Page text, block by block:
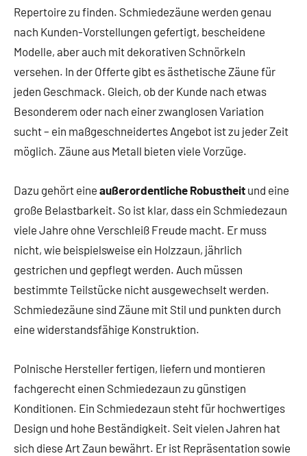
Repertoire zu finden. Schmiedezäune werden genau
nach Kunden-Vorstellungen gefertigt, bescheidene
Modelle, aber auch mit dekorativen Schnörkeln
versehen. In der Offerte gibt es ästhetische Zäune für
jeden Geschmack. Gleich, ob der Kunde nach etwas
Besonderem oder nach einer zwanglosen Variation
sucht – ein maßgeschneidertes Angebot ist zu jeder Zeit
möglich. Zäune aus Metall bieten viele Vorzüge.
Dazu gehört eine außerordentliche Robustheit und eine
große Belastbarkeit. So ist klar, dass ein Schmiedezaun
viele Jahre ohne Verschleiß Freude macht. Er muss
nicht, wie beispielsweise ein Holzzaun, jährlich
gestrichen und gepflegt werden. Auch müssen
bestimmte Teilstücke nicht ausgewechselt werden.
Schmiedezäune sind Zäune mit Stil und punkten durch
eine widerstandsfähige Konstruktion.
Polnische Hersteller fertigen, liefern und montieren
fachgerecht einen Schmiedezaun zu günstigen
Konditionen. Ein Schmiedezaun steht für hochwertiges
Design und hohe Beständigkeit. Seit vielen Jahren hat
sich diese Art Zaun bewährt. Er ist Repräsentation sowie